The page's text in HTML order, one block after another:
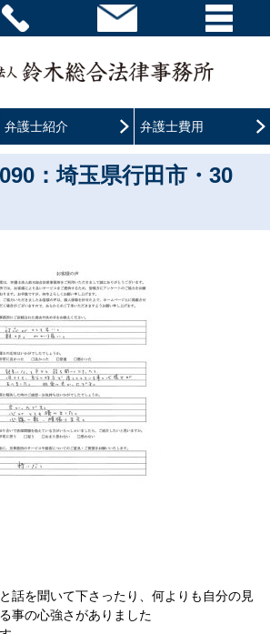
弁護士紹介 弁護士費用
：埼玉県行田市・30
話を聞いて下さったり、何よりも自分の見
事の心強さがありました